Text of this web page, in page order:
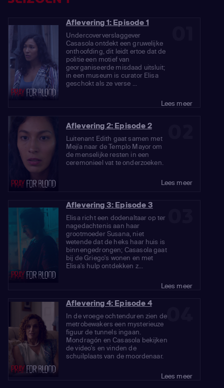
Aflevering 1: Episode 1
Undercoververslaggever
Casasola ontdekt een gruwelijke
onthoofding, dit leidt ertoe dat de
politie een motief van
georganiseerde misdaad uitsluit;
in een museum is curator Elisa
geschokt als ze verse ...
Lees meer
Aflevering 2: Episode 2
Luitenant Edith gaat samen met
Mejía naar de Templo Mayor om
de menselijke resten in een
ceremonieel vat te onderzoeken.
Lees meer
Aflevering 3: Episode 3
Elisa richt een dodenaltaar op ter
nagedachtenis aan haar
grootmoeder Susana, niet
wetende dat de heks haar huis is
binnengedrongen; Casasola gaat
bij de Griego's wonen en met
Elisa's hulp ontdekken z...
Lees meer
04
Aflevering 4: Episode 4
In de vroege ochtenduren zien de
metrobewakers een mysterieuze
figuur de tunnels ingaan.
Mondragón en Casasola bekijken
de video's en vinden de
schuilplaats van de moordenaar.
Lees meer